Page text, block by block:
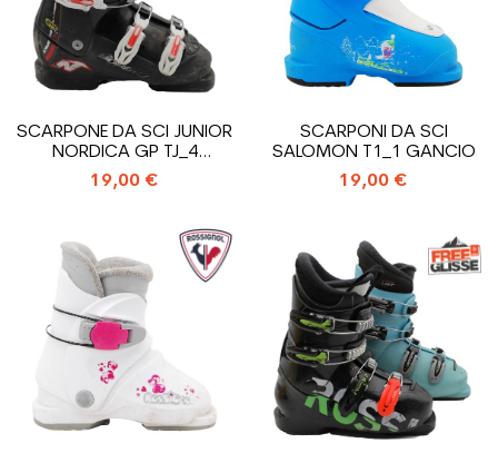
SCARPONE DA SCI JUNIOR
NORDICA GP TJ_4
GANCIO
19,00 €
SCARPONI DA SCI
SALOMON T1_1 GANCIO
19,00 €